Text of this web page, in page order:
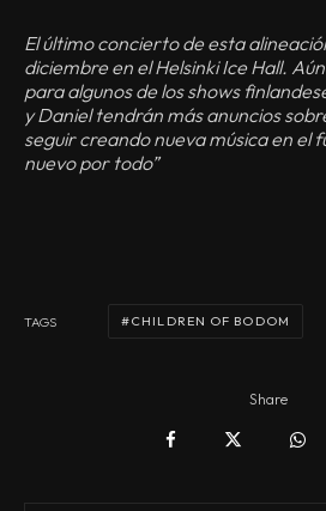
El último concierto de esta
diciembre en el Helsinki Ice Hall.
para algunos de los shows
y Daniel tendrán más anuncios
seguir creando nueva música en el
nuevo por todo”
TAGS CHILDREN OF BODOM
Share